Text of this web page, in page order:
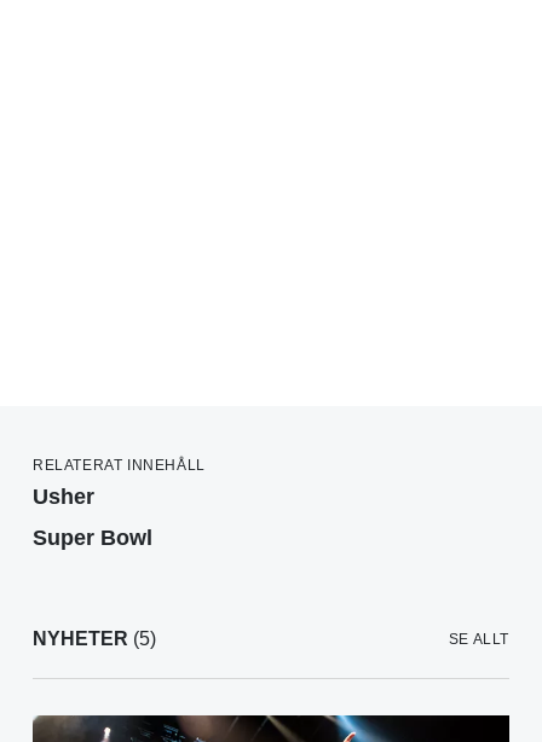
RELATERAT INNEHÅLL
Usher
Super Bowl
NYHETER (5) SE ALLT